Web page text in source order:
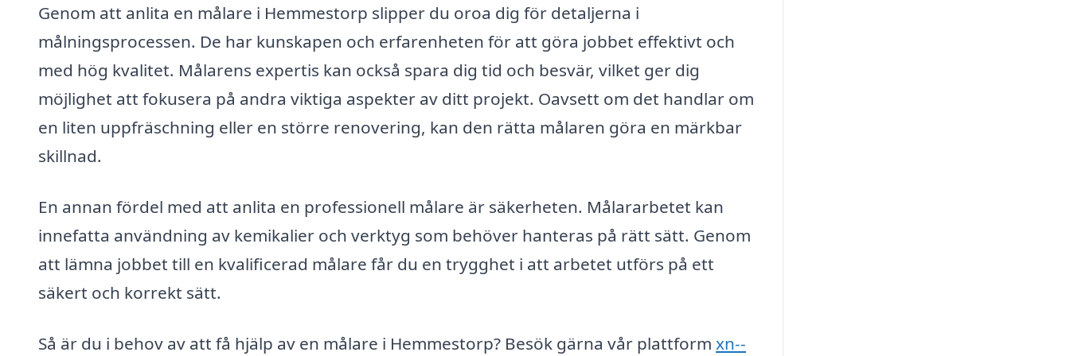
Genom att anlita en målare i Hemmestorp slipper du oroa dig för detaljerna i
målningsprocessen. De har kunskapen och erfarenheten för att göra jobbet effektivt och
med hög kvalitet. Målarens expertis kan också spara dig tid och besvär, vilket ger dig
möjlighet att fokusera på andra viktiga aspekter av ditt projekt. Oavsett om det handlar om
en liten uppfräschning eller en större renovering, kan den rätta målaren göra en märkbar
skillnad.
En annan fördel med att anlita en professionell målare är säkerheten. Målararbetet kan
innefatta användning av kemikalier och verktyg som behöver hanteras på rätt sätt. Genom
att lämna jobbet till en kvalificerad målare får du en trygghet i att arbetet utförs på ett
säkert och korrekt sätt.
Så är du i behov av att få hjälp av en målare i Hemmestorp? Besök gärna vår plattform xn--